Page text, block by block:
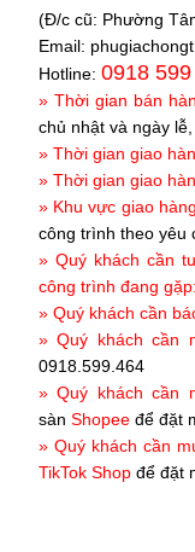
(Đ/c cũ: Phường
Email:
Hotline: 0918
» Thời gian bán
chủ nhật và ngày
» Thời gian giao
» Thời gian giao
» Khu vực giao
công trình theo yêu
» Quý khách cần
công trình đang gặp:
» Quý khách cần
» Quý khách cần
0918.599.464
» Quý khách cần
sàn Shopee để đặt
» Quý khách cần
TikTok Shop để đặt